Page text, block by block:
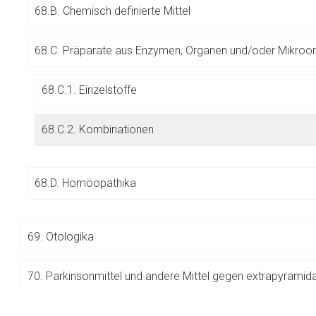
68.B. Chemisch definierte Mittel
68.C. Präparate aus Enzymen, Organen und/oder
68.C.1. Einzelstoffe
68.C.2. Kombinationen
68.D. Homöopathika
69. Otologika
70. Parkinsonmittel und andere Mittel gegen
Betreiber